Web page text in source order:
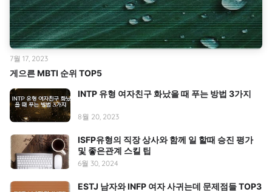
게으른 MBTI 순위 TOP5
7월 17, 2023
INTP 유형 여자친구 화났을 때 푸는 방법 3가지
8월 20, 2023
ISFP유형의 직장 상사와 함께 일 할때 승진 평가
및 좋은관계 스킬 팁
6월 30, 2024
ESTJ 남자와 INFP 여자 사귀는데 문제점들 TOP3